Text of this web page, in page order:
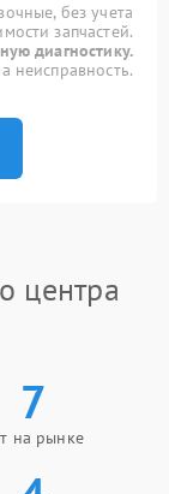
без учета
запчастей.
диагностику.
неисправность.
центра
7
на рынке